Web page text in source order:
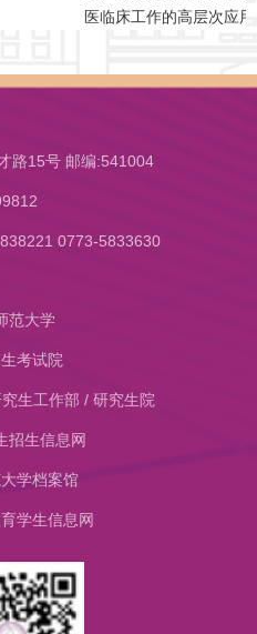
医临床工作的高层次应
路15号 邮编:541004
0773-5833630
范大学
考试院
生工作部 / 研究生院
招生信息网
学档案馆
学生信息网